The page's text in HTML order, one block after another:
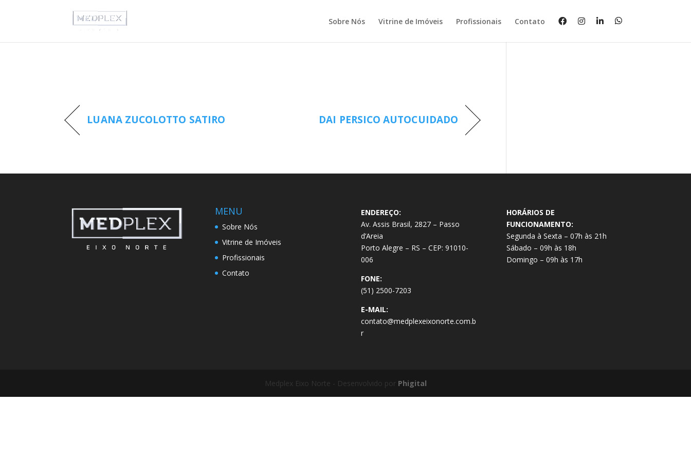
Sobre Nós Vitrine de Imóveis Profissionais Contato
LUANA ZUCOLOTTO SATIRO DAI PERSICO AUTOCUIDADO
MENU
Sobre Nós
Vitrine de Imóveis
Profissionais
Contato
ENDEREÇO:
Av. Assis Brasil, 2827 – Passo
d’Areia
Porto Alegre – RS – CEP: 91010-
006
FONE:
(51) 2500-7203
E-MAIL:
contato@medplexeixonorte.com.b
r
HORÁRIOS DE
FUNCIONAMENTO:
Segunda à Sexta – 07h às 21h
Sábado – 09h às 18h
Domingo – 09h às 17h
Medplex Eixo Norte - Desenvolvido por Phigital